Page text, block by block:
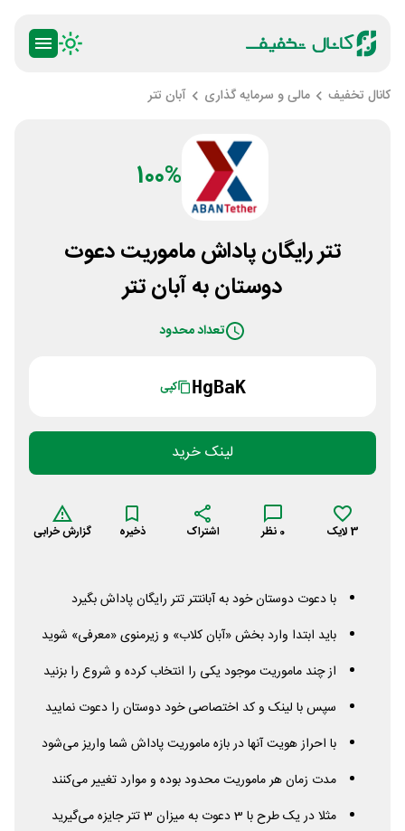
کانال تخفیف مالی و سرمایه گذاری آبان تتر
100%
تتر رایگان پاداش ماموریت دعوت
دوستان به آبان تتر
تعداد محدود
HgBaK کپی
لینک خرید
3 لایک 0 نظر اشتراک ذخیره گزارش خرابی
با دعوت دوستان خود به آبانتتر تتر رایگان پاداش بگیرد
باید ابتدا وارد بخش «آبان کلاب» و زیرمنوی «معرفی» شوید
از چند ماموریت موجود یکی را انتخاب کرده و شروع را بزنید
سپس با لینک و کد اختصاصی خود دوستان را دعوت نمایید
با احراز هویت آنها در بازه ماموریت پاداش شما واریز می‌شود
مدت زمان هر ماموریت محدود بوده و موارد تغییر می‌کنند
مثلا در یک طرح با 3 دعوت به میزان 3 تتر جایزه می‌گیرید